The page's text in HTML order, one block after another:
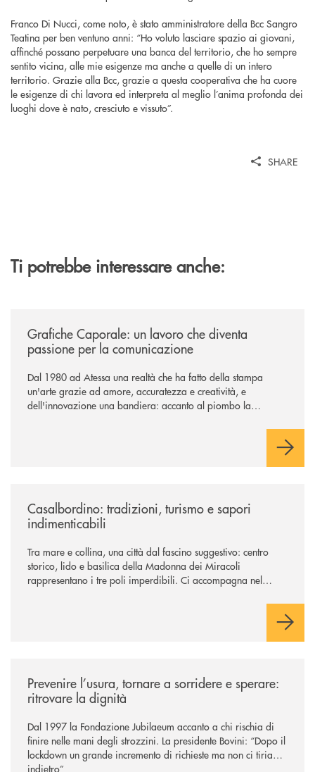
Franco Di Nucci, come noto, è stato amministratore della Bcc Sangro
Teatina per ben ventuno anni: “Ho voluto lasciare spazio ai giovani,
affinché possano perpetuare una banca del territorio, che ho sempre
sentito vicina, alle mie esigenze ma anche a quelle di un intero
territorio. Grazie alla Bcc, grazie a questa cooperativa che ha cuore
le esigenze di chi lavora ed interpreta al meglio l’anima profonda dei
luoghi dove è nato, cresciuto e vissuto”.
SHARE
Ti potrebbe interessare anche:
Grafiche Caporale: un lavoro che diventa
passione per la comunicazione
Dal 1980 ad Atessa una realtà che ha fatto della stampa
un'arte grazie ad amore, accuratezza e creatività, e
dell'innovazione una bandiera: accanto al piombo la
Casalbordino: tradizioni, turismo e sapori
indimenticabili
Tra mare e collina, una città dal fascino suggestivo: centro
storico, lido e basilica della Madonna dei Miracoli
rappresentano i tre poli imperdibili. Ci accompagna nel
Prevenire l’usura, tornare a sorridere e sperare:
ritrovare la dignità
Dal 1997 la Fondazione Jubilaeum accanto a chi rischia di
finire nelle mani degli strozzini. La presidente Bovini: “Dopo il
lockdown un grande incremento di richieste ma non ci tiriamo
indietro”